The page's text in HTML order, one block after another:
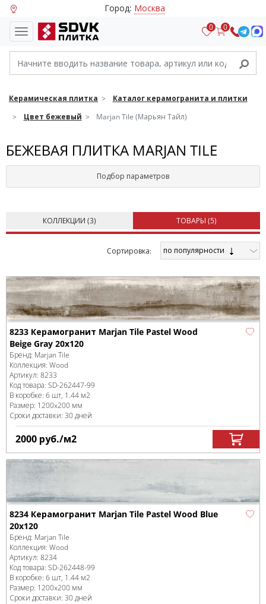
Город: Москва
0 0
Керамическая плитка
Каталог керамогранита и плитки
Цвет бежевый
Marjan Tile (Марьян Тайл)
БЕЖЕВАЯ ПЛИТКА MARJAN TILE
Подбор параметров
КОЛЛЕКЦИИ (3) ТОВАРЫ (5)
Cортировка: по популярности
8233 Керамогранит Marjan Tile Pastel Wood
Beige Gray 20x120
Бренд: Marjan Tile
Коллекция: Wood
Артикул: 8233
Код товара: SD-262447-99
В коробке: 6 шт, 1.44 м2
Размер: 1200x200 мм
Сроки доставки: 30 дней
2000 руб./м2
8234 Керамогранит Marjan Tile Pastel Wood Blue
20x120
Бренд: Marjan Tile
Коллекция: Wood
Артикул: 8234
Код товара: SD-262448-99
В коробке: 6 шт, 1.44 м2
Размер: 1200x200 мм
Сроки доставки: 30 дней